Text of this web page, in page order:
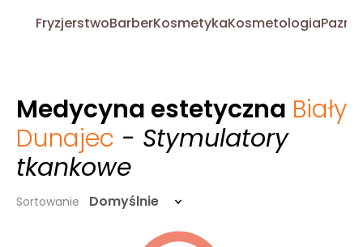
FryzjerstwoBarberKosmetykaKosmetologia
Medycyna estetyczna Biały
Dunajec - Stymulatory
tkankowe
Sortowanie Domyślnie